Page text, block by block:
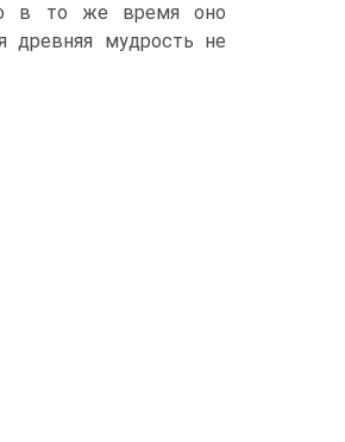
в то же время оно
древняя мудрость не